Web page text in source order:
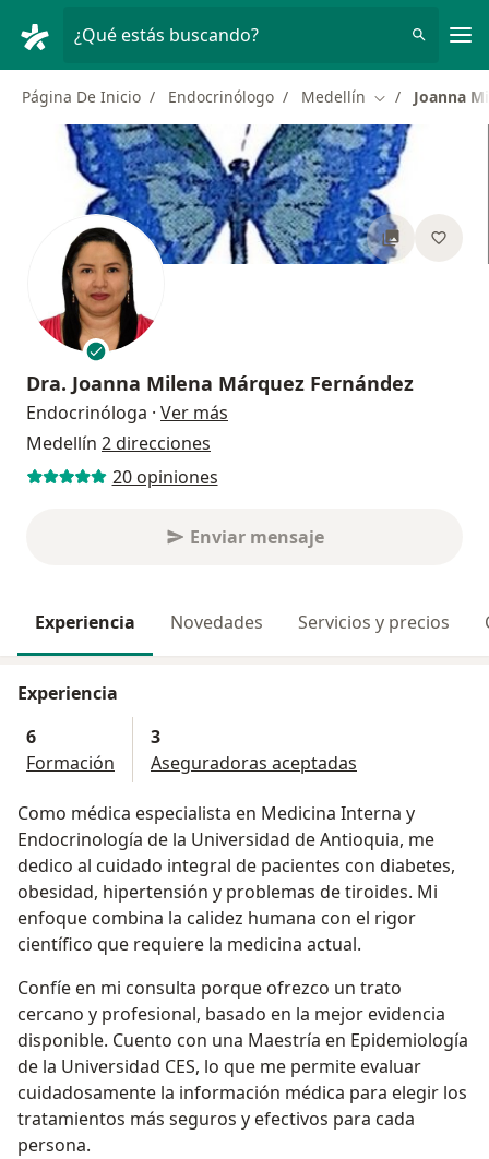
¿Qué estás buscando?
Página De Inicio Endocrinólogo Medellín Cambiar de
Joanna
Dra. Joanna Milena Márquez Fernández
Endocrinóloga · Ver más
Medellín 2 direcciones
20 opiniones
Enviar mensaje
Experiencia Novedades Servicios y precios
Experiencia
6
Formación
3
Aseguradoras aceptadas
Como médica especialista en Medicina Interna y
Endocrinología de la Universidad de Antioquia, me
dedico al cuidado integral de pacientes con diabetes,
obesidad, hipertensión y problemas de tiroides. Mi
enfoque combina la calidez humana con el rigor
científico que requiere la medicina actual.
Confíe en mi consulta porque ofrezco un trato
cercano y profesional, basado en la mejor evidencia
disponible. Cuento con una Maestría en Epidemiología
de la Universidad CES, lo que me permite evaluar
cuidadosamente la información médica para elegir los
tratamientos más seguros y efectivos para cada
persona.